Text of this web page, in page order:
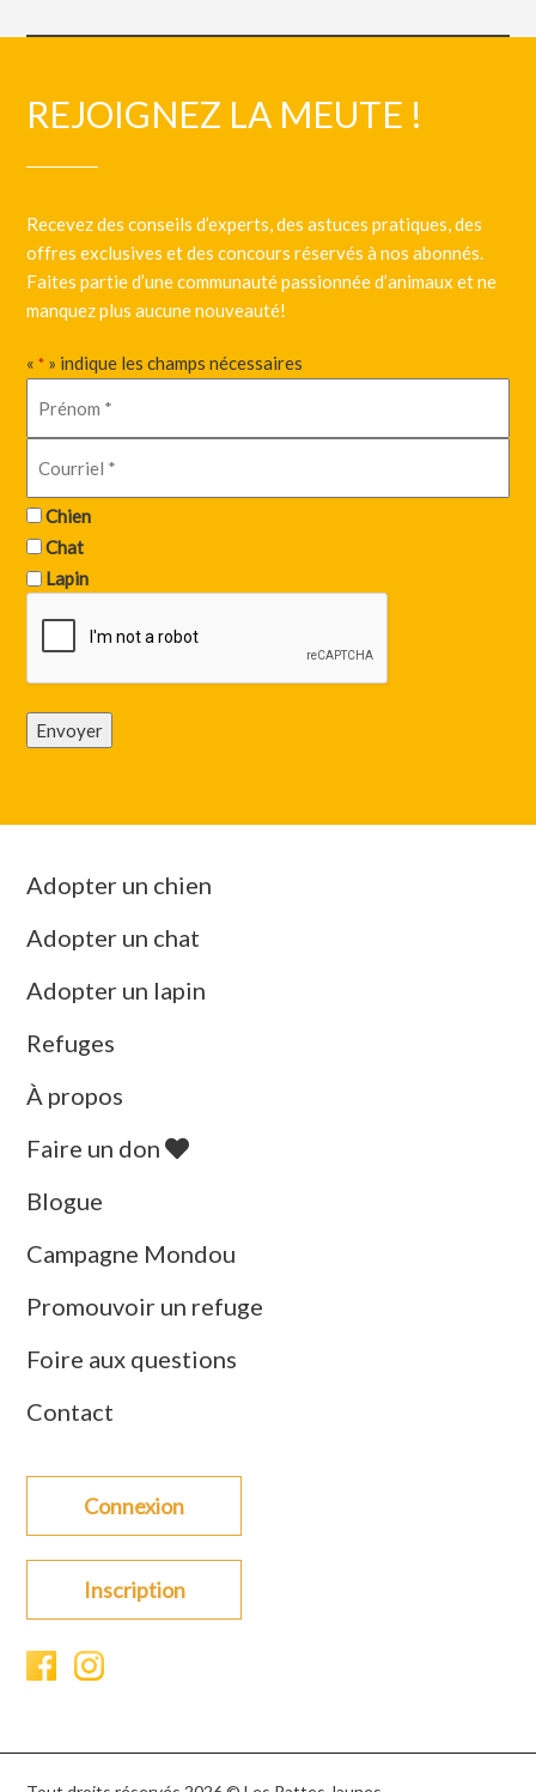
REJOIGNEZ LA MEUTE !
Recevez des conseils d’experts, des astuces pratiques, des
offres exclusives et des concours réservés à nos abonnés.
Faites partie d’une communauté passionnée d’animaux et ne
manquez plus aucune nouveauté!
«* » indique les champs nécessaires
Chien
Chat
Lapin
Envoyer
Adopter un chien
Adopter un chat
Adopter un lapin
Refuges
À propos
Faire un don
Blogue
Campagne Mondou
Promouvoir un refuge
Foire aux questions
Contact
Connexion
Inscription